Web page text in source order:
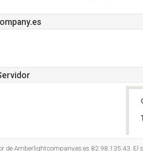
de Amberlightcompany.es es 82.98.135.43. El